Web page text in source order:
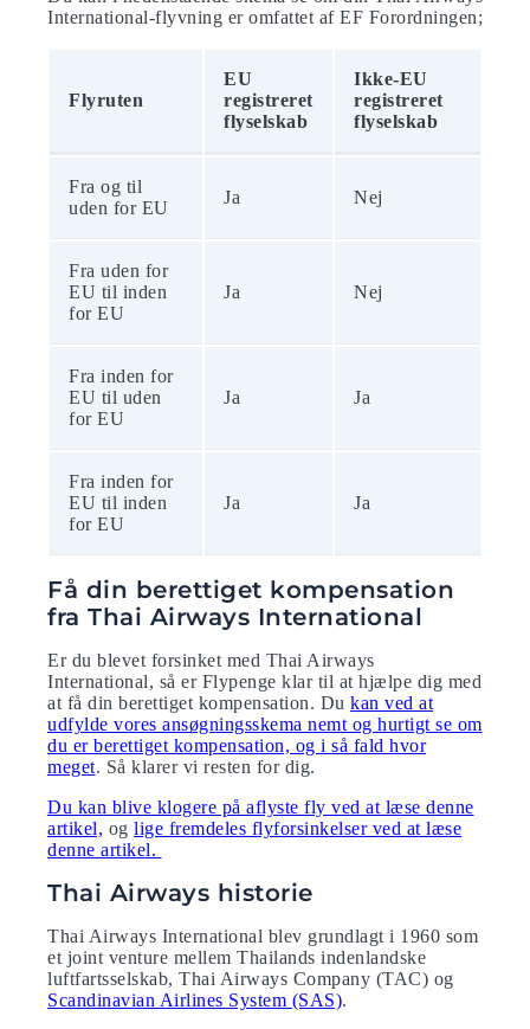
International-flyvning er omfattet af EF Forordningen;
Flyruten
EU
registreret
flyselskab
Ikke-EU
registreret
flyselskab
Fra og til
uden for EU
Ja Nej
Fra uden for
EU til inden
for EU
Ja Nej
Fra inden for
EU til uden
for EU
Ja Ja
Fra inden for
EU til inden
for EU
Ja Ja
Få din berettiget kompensation
fra Thai Airways International
Er du blevet forsinket med Thai Airways
International, så er Flypenge klar til at hjælpe dig med
at få din berettiget kompensation. Du kan ved at
udfylde vores ansøgningsskema nemt og hurtigt se om
du er berettiget kompensation, og i så fald hvor
meget. Så klarer vi resten for dig.
Du kan blive klogere på aflyste fly ved at læse denne
artikel, og lige fremdeles flyforsinkelser ved at læse
denne artikel.
Thai Airways historie
Thai Airways International blev grundlagt i 1960 som
et joint venture mellem Thailands indenlandske
luftfartsselskab, Thai Airways Company (TAC) og
Scandinavian Airlines System (SAS).